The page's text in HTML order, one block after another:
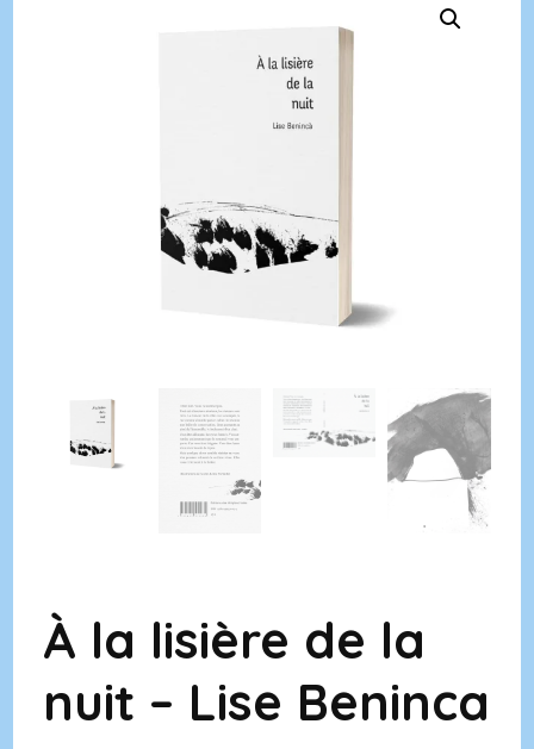
À la lisière de la
nuit – Lise Beninca